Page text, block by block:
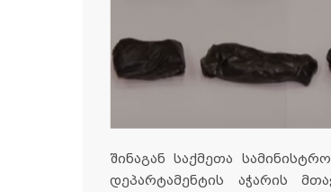
შინაგან საქმეთა
დეპარტამენტის აჭარის